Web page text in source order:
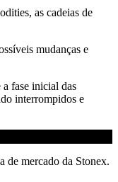
as cadeias de
mudanças e
fase inicial das
interrompidos e
de mercado da Stonex.